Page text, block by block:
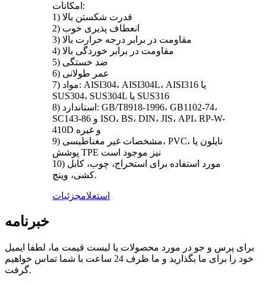
امکانات:
1) قدرت شکستن بالا
2) انعطاف پذیری خوب
3) مقاومت در برابر درجه حرارت بالا
4) مقاومت در برابر خوردگی بالا
5) ضد خستگی
6) عمر طولانی
7) مواد: AISI304، AISI304L، AISI316 یا
SUS304، SUS304L یا SUS316
8) استاندارد: GB/T8918-1996، GB1102-74،
SC143-86 و ISO، BS، DIN، JIS، API، RP-W-
410D و غیره
9) مشخصات غیر مغناطیسی، PVC، نایلون یا
پوشش TPE نیز موجود است
10) مورد استفاده برای استخراج، چوب، کابل
کشی، وینچ.
استعلامجزئیات
خبرنامه
برای پرس و جو در مورد محصولات یا لیست قیمت ما، لطفا ایمیل
خود را برای ما بگذارید و ما ظرف 24 ساعت با شما تماس خواهیم
گرفت.